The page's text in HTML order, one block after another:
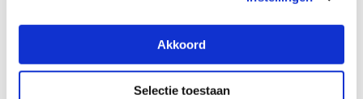
Akkoord
Selectie toestaan
vrijwilligerswerk van het